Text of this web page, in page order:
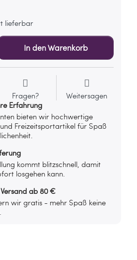
lieferbar
In den Warenkorb
Fragen?
Weitersagen
Erfahrung
bieten wir hochwertige
Freizeitsportartikel für Spaß
kommt blitzschnell, damit
losgehen kann.
ab 80 €
wir gratis - mehr Spaß keine